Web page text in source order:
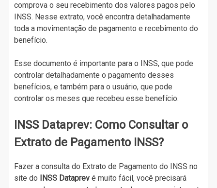
comprova o seu recebimento dos valores pagos pelo
INSS. Nesse extrato, você encontra detalhadamente
toda a movimentação de pagamento e recebimento do
benefício.
Esse documento é importante para o INSS, que pode
controlar detalhadamente o pagamento desses
benefícios, e também para o usuário, que pode
controlar os meses que recebeu esse benefício.
INSS Dataprev: Como Consultar o
Extrato de Pagamento INSS?
Fazer a consulta do Extrato de Pagamento do INSS no
site do INSS Dataprevé muito fácil, você precisará